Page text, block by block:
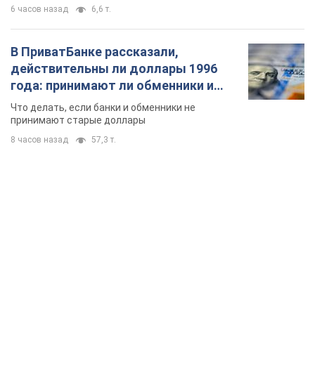
6 часов назад 6,6 т.
В ПриватБанке рассказали,
действительны ли доллары 1996
года: принимают ли обменники и
банки такие купюры
Что делать, если банки и обменники не
принимают старые доллары
8 часов назад 57,3 т.